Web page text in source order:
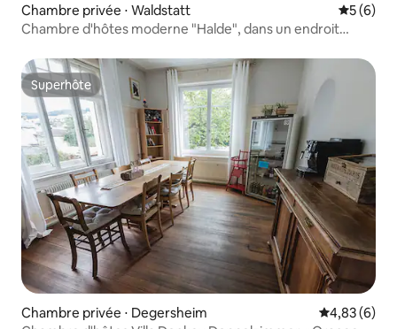
Chambre privée ⋅ Waldstatt
5 (6)
Chambre d'hôtes moderne "Halde", dans un endroit
Superhôte
Superhôte
Chambre privée ⋅ Degersheim Évaluation
4,83 (6)